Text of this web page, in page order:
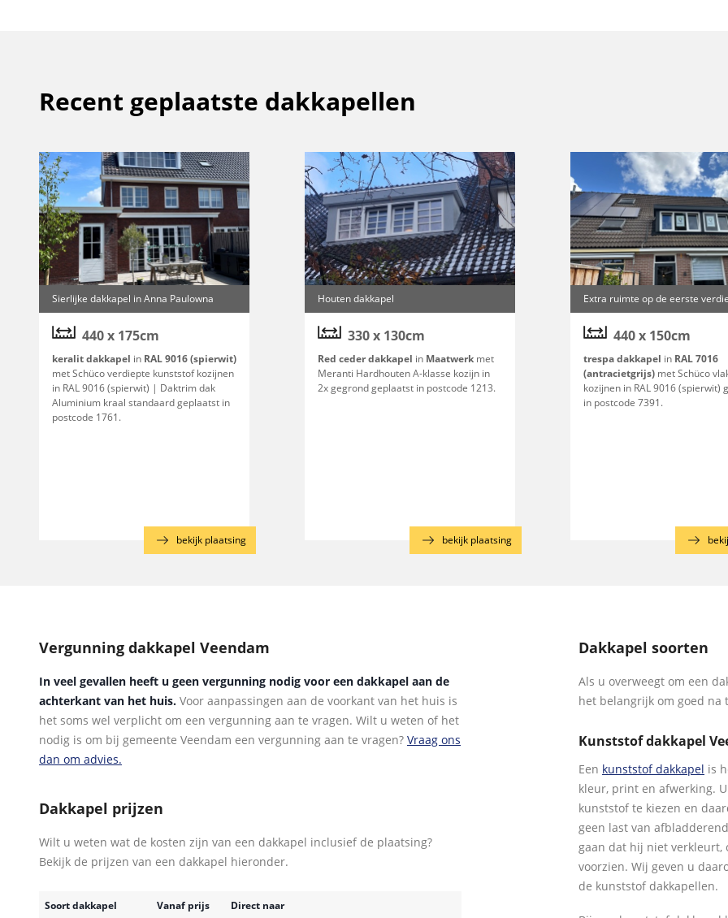
Recent geplaatste dakkapellen
Sierlijke dakkapel in Anna Paulowna
440 x 175cm
keralit dakkapel in RAL 9016 (spierwit)
met Schüco verdiepte kunststof kozijnen
in RAL 9016 (spierwit) | Daktrim dak
Aluminium kraal standaard geplaatst in
postcode 1761.
bekijk plaatsing
Houten dakkapel
330 x 130cm
Red ceder dakkapel in Maatwerk met
Meranti Hardhouten A-klasse kozijn in
2x gegrond geplaatst in postcode 1213.
bekijk plaatsing
Extra ruimte op de eerste
440 x 150cm
trespa dakkapel in RAL 7016
(antracietgrijs) met Schüco
kozijnen in RAL 9016 (spierwit)
in postcode 7391.
Vergunning dakkapel Veendam
In veel gevallen heeft u geen vergunning nodig voor een dakkapel aan de
achterkant van het huis. Voor aanpassingen aan de voorkant van het huis is
het soms wel verplicht om een vergunning aan te vragen. Wilt u weten of het
nodig is om bij gemeente Veendam een vergunning aan te vragen? Vraag ons
dan om advies.
Dakkapel prijzen
Wilt u weten wat de kosten zijn van een dakkapel inclusief de plaatsing?
Bekijk de prijzen van een dakkapel hieronder.
Soort dakkapel Vanaf prijs Direct naar
Dakkapel soorten
Als u overweegt om een
het belangrijk om goed na
Kunststof dakkapel
Een kunststof dakkapel is
kleur, print en afwerking.
kunststof te kiezen en
geen last van
gaan dat hij niet verkleurt,
voorzien. Wij geven u
de kunststof dakkapellen.